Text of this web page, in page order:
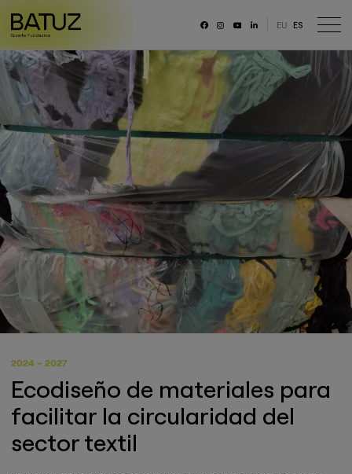
Fundación
Historia
Misión, Visión, Principios
Organización
Portal de transparencia
Memoria anual y datos generales
Canal ético
Trabaja con nosotras/os
EU ES
2024 – 2027
Ecodiseño de materiales para
facilitar la circularidad del
sector textil